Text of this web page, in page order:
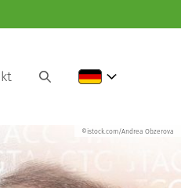
©istock.com/Andrea Obzerova